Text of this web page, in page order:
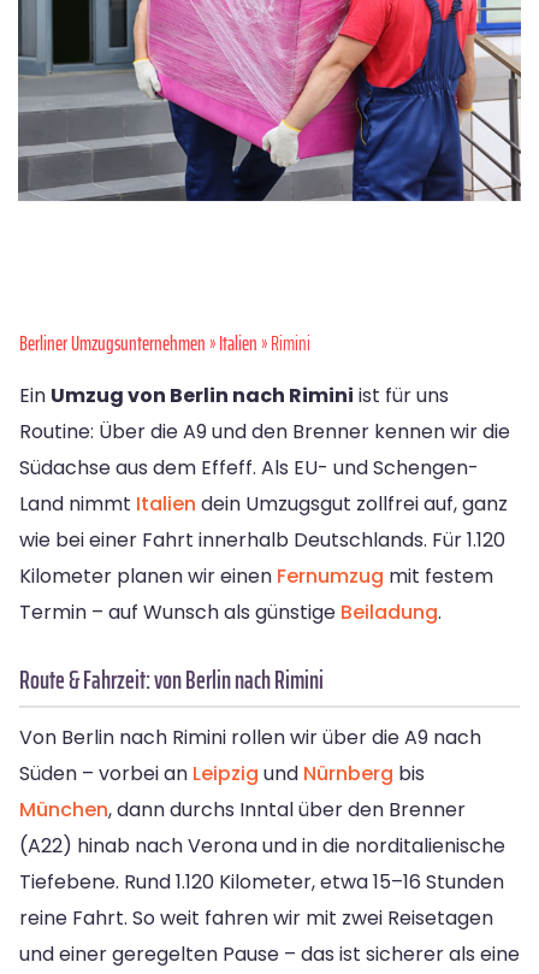
Berliner Umzugsunternehmen»Italien» Rimini
Ein Umzug von Berlin nach Rimini ist für uns
Routine: Über die A9 und den Brenner kennen wir die
Südachse aus dem Effeff. Als EU- und Schengen-
Land nimmt Italien dein Umzugsgut zollfrei auf, ganz
wie bei einer Fahrt innerhalb Deutschlands. Für 1.120
Kilometer planen wir einen Fernumzug mit festem
Termin – auf Wunsch als günstige Beiladung.
Route & Fahrzeit: von Berlin nach Rimini
Von Berlin nach Rimini rollen wir über die A9 nach
Süden – vorbei an Leipzig und Nürnberg bis
München, dann durchs Inntal über den Brenner
(A22) hinab nach Verona und in die norditalienische
Tiefebene. Rund 1.120 Kilometer, etwa 15–16 Stunden
reine Fahrt. So weit fahren wir mit zwei Reisetagen
und einer geregelten Pause – das ist sicherer als eine